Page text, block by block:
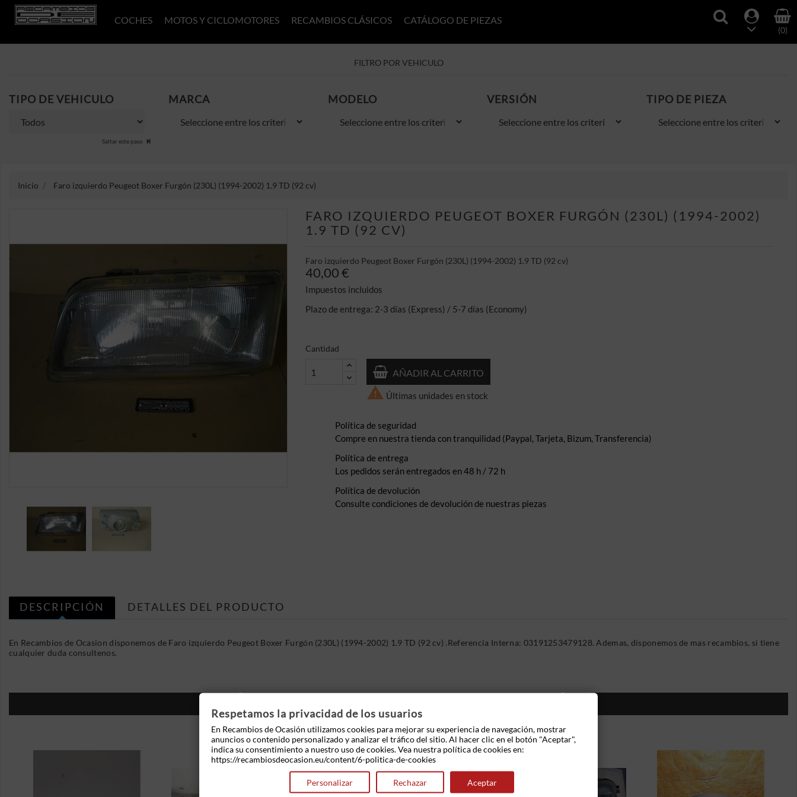
COCHES MOTOS Y CICLOMOTORES RECAMBIOS CLÁSICOS CATÁLOGO DE PIEZAS
(0)
FILTRO POR VEHICULO
TIPO DE VEHICULO
Saltar este paso
MARCA MODELO VERSIÓN TIPO DE PIEZA
Inicio Faro izquierdo Peugeot Boxer Furgón (230L) (1994-2002) 1.9 TD (92 cv)
FARO IZQUIERDO PEUGEOT BOXER FURGÓN (230L) (1994-2002)
1.9 TD (92 CV)
Faro izquierdo Peugeot Boxer Furgón (230L) (1994-2002) 1.9 TD (92 cv)
40,00 €
Impuestos incluidos
Plazo de entrega: 2-3 días (Express) / 5-7 días (Economy)
Cantidad
AÑADIR AL CARRITO
 Últimas unidades en stock
Política de seguridad
Compre en nuestra tienda con tranquilidad (Paypal, Tarjeta, Bizum, Transferencia)
Política de entrega
Los pedidos serán entregados en 48 h / 72 h
Política de devolución
Consulte condiciones de devolución de nuestras piezas
DESCRIPCIÓN DETALLES DEL PRODUCTO
En Recambios de Ocasion disponemos de Faro izquierdo Peugeot Boxer Furgón (230L) (1994-2002) 1.9 TD (92 cv) .Referencia Interna: 03191253479128. Ademas, disponemos de mas recambios, si tiene
cualquier duda consultenos.
Respetamos la privacidad de los usuarios
En Recambios de Ocasión utilizamos cookies para mejorar su experiencia de navegación, mostrar
anuncios o contenido personalizado y analizar el tráfico del sitio. Al hacer clic en el botón "Aceptar",
indica su consentimiento a nuestro uso de cookies. Vea nuestra política de cookies en:
https://recambiosdeocasion.eu/content/6-politica-de-cookies
Personalizar Rechazar Aceptar